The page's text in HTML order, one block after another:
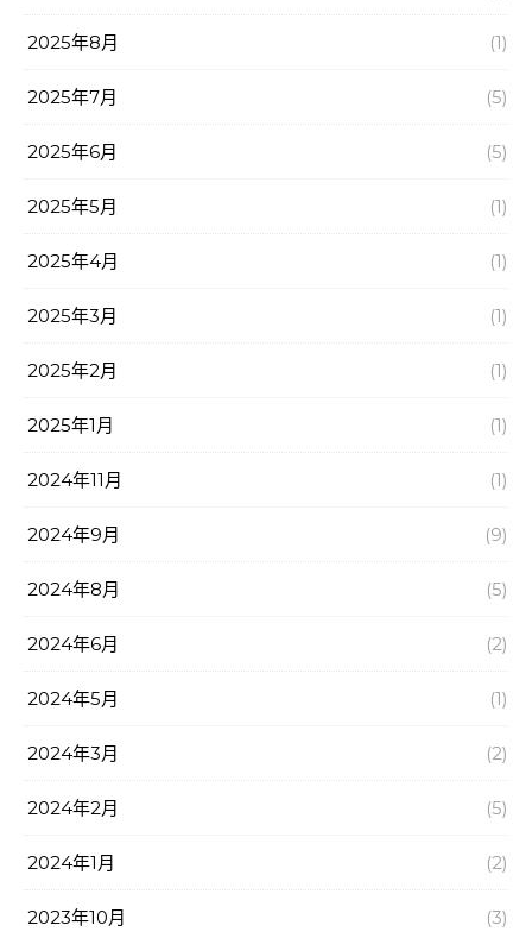
2025年8月 (1)
2025年7月 (5)
2025年6月 (5)
2025年5月 (1)
2025年4月 (1)
2025年3月 (1)
2025年2月 (1)
2025年1月 (1)
2024年11月 (1)
2024年9月 (9)
2024年8月 (5)
2024年6月 (2)
2024年5月 (1)
2024年3月 (2)
2024年2月 (5)
2024年1月 (2)
2023年10月 (3)